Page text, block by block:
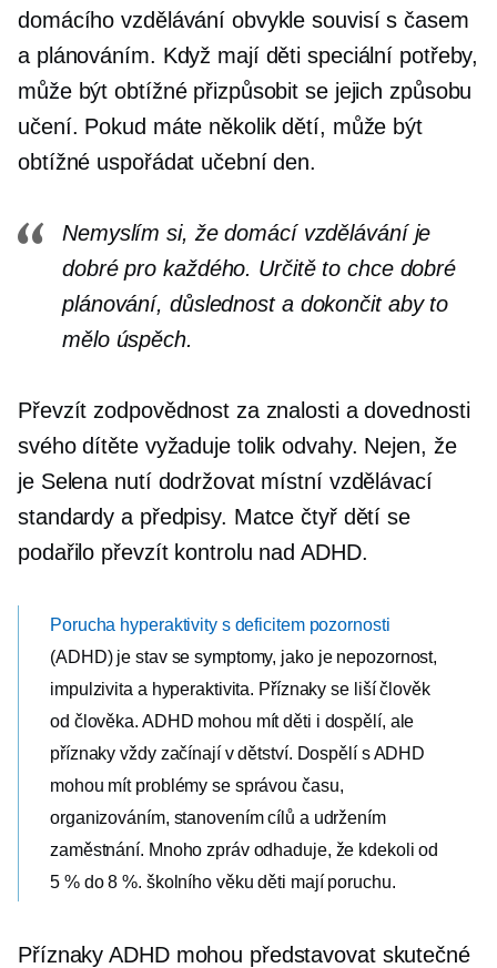
domácího vzdělávání obvykle souvisí s časem
a plánováním. Když mají děti speciální potřeby,
může být obtížné přizpůsobit se jejich způsobu
učení. Pokud máte několik dětí, může být
obtížné uspořádat učební den.
Nemyslím si, že domácí vzdělávání je
dobré pro každého. Určitě to chce dobré
plánování, důslednost a dokončitaby to
mělo úspěch.
Převzít zodpovědnost za znalosti a dovednosti
svého dítěte vyžaduje tolik odvahy. Nejen, že
je Selena nutí dodržovat místní vzdělávací
standardy a předpisy. Matce čtyř dětí se
podařilo převzít kontrolu nad ADHD.
Porucha hyperaktivity s deficitem pozornosti
(ADHD) je stav se symptomy, jako je nepozornost,
impulzivita a hyperaktivita. Příznaky se liší člověk
od člověka. ADHD mohou mít děti i dospělí, ale
příznaky vždy začínají v dětství. Dospělí s ADHD
mohou mít problémy se správou času,
organizováním, stanovením cílů a udržením
zaměstnání. Mnoho zpráv odhaduje, že kdekoli od
5 % do 8 %. školního věku děti mají poruchu.
Příznaky ADHD mohou představovat skutečné